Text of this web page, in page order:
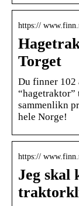
https://
Torget
Du finner 102
“hagetraktor”
sammenlikn
hele Norge!
https://
Jeg skal